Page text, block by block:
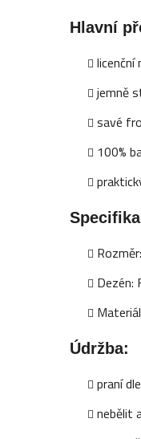
Hlavní
jemně
savé
100%
praní
nebělit